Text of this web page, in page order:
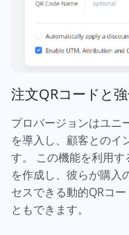
注文QRコードと
プロバージョンはユニ
を導入し、顧客とのイ
す。 この機能を利用
を作成し、彼らが購入
セスできる動的QRコ
ともできます。